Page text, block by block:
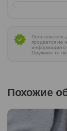
Пользователь
продается не
информация о
Оружии» то
Похожие